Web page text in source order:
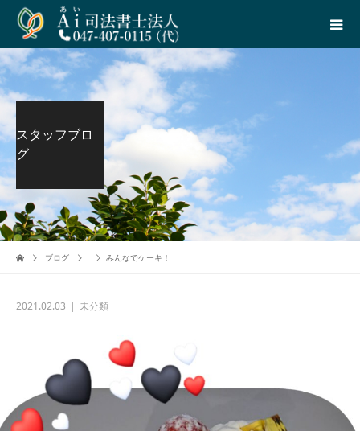
スタッフブロ
グ
ブログ みんなでケーキ！
2021.02.03 未分類